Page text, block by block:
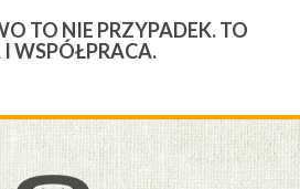
TO NIE PRZYPADEK. TO
WSPÓŁPRACA.